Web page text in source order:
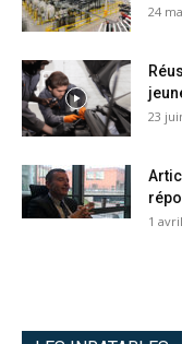
24
23
1